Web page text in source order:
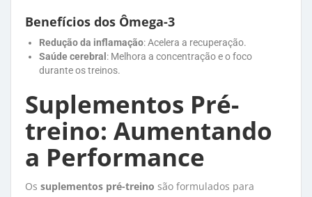
Benefícios dos Ômega-3
Redução da inflamação: Acelera a recuperação.
Saúde cerebral : Melhora a concentração e o foco
durante os treinos.
Suplementos Pré-
treino: Aumentando
a Performance
Os suplementos pré-treino são formulados para